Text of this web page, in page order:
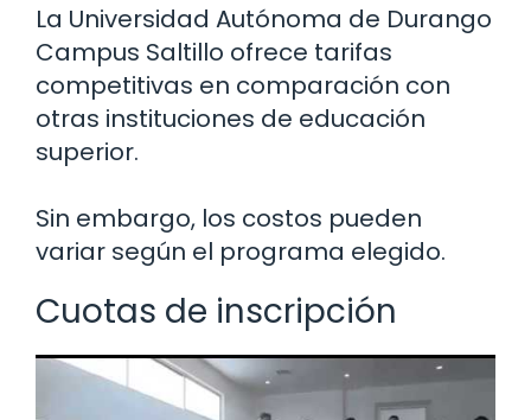
La Universidad Autónoma de Durango
Campus Saltillo ofrece tarifas
competitivas en comparación con
otras instituciones de educación
superior.
Sin embargo, los costos pueden
variar según el programa elegido.
Cuotas de inscripción